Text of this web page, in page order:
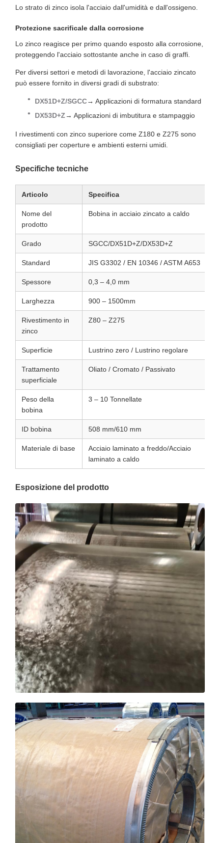
Lo strato di zinco isola l'acciaio dall'umidità e dall'ossigeno.
Protezione sacrificale dalla corrosione
Lo zinco reagisce per primo quando esposto alla corrosione,
proteggendo l'acciaio sottostante anche in caso di graffi.
Per diversi settori e metodi di lavorazione, l'acciaio zincato
può essere fornito in diversi gradi di substrato:
DX51D+Z/SGCC→ Applicazioni di formatura standard
DX53D+Z→ Applicazioni di imbutitura e stampaggio
I rivestimenti con zinco superiore come Z180 e Z275 sono
consigliati per coperture e ambienti esterni umidi.
Specifiche tecniche
Articolo Specifica
Nome del
prodotto
Bobina in acciaio zincato a caldo
Grado SGCC/DX51D+Z/DX53D+Z
Standard JIS G3302 / EN 10346 / ASTM A653
Spessore 0,3 – 4,0 mm
Larghezza 900 – 1500mm
Rivestimento in
zinco
Z80 – Z275
Superficie Lustrino zero / Lustrino regolare
Trattamento
superficiale
Oliato / Cromato / Passivato
Peso della
bobina
3 – 10 Tonnellate
ID bobina 508 mm/610 mm
Materiale di base
Acciaio laminato a freddo/Acciaio
laminato a caldo
Esposizione del prodotto